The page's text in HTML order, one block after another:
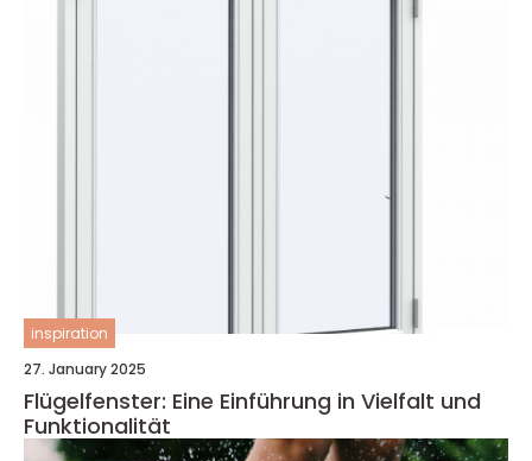
inspiration
27. January 2025
Flügelfenster: Eine Einführung in Vielfalt und
Funktionalität